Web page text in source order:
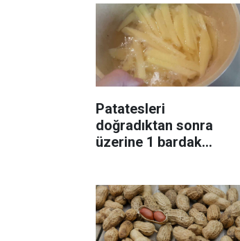
Patatesleri
doğradıktan sonra
üzerine 1 bardak